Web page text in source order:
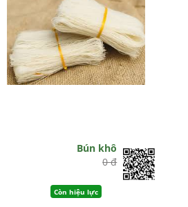
Bún khô
0 đ
Còn hiệu lực